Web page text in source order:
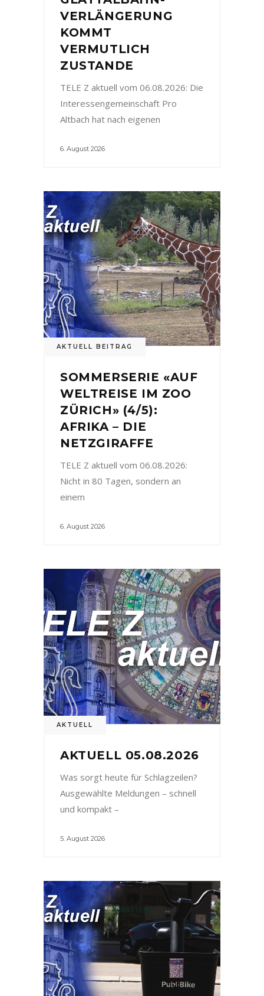
VERLÄNGERUNG
KOMMT
VERMUTLICH
ZUSTANDE
TELE Z aktuell vom 06.08.2026: Die
Interessengemeinschaft Pro
Altbach hat nach eigenen
6. August 2026
AKTUELL BEITRAG
SOMMERSERIE «AUF
WELTREISE IM ZOO
ZÜRICH» (4/5):
AFRIKA – DIE
NETZGIRAFFE
TELE Z aktuell vom 06.08.2026:
Nicht in 80 Tagen, sondern an
einem
6. August 2026
AKTUELL
AKTUELL 05.08.2026
Was sorgt heute für Schlagzeilen?
Ausgewählte Meldungen – schnell
und kompakt –
5. August 2026